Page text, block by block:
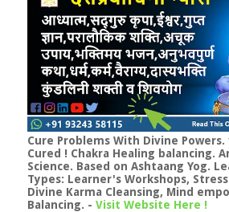
Cure Problems With Divine Powers.
Cured ! Chakra Healing balancing.
Science. Based on Ashtaang Yog.
Types: Learner's Workshops,
Divine Karma Cleansing, Mind
Balancing. - Visit Website Here !